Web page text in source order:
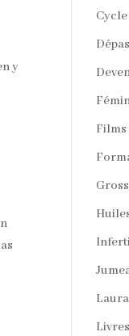
y
Films
Livres